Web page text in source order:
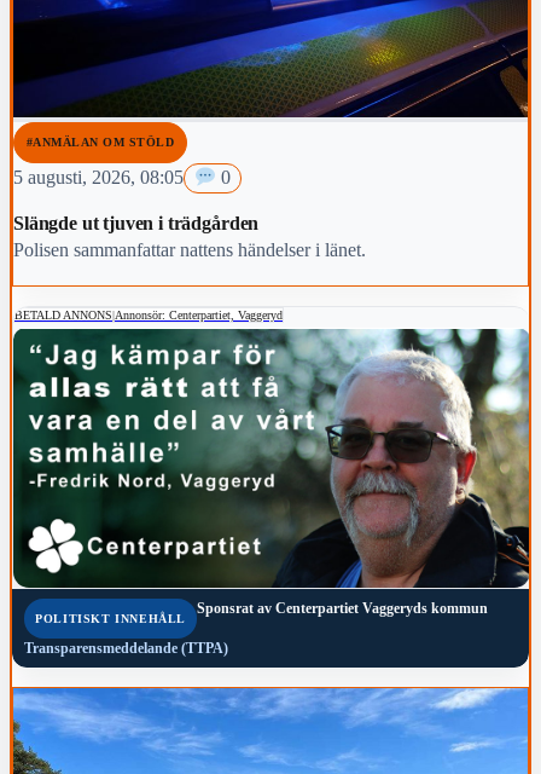
#ANMÄLAN OM STÖLD
5 augusti, 2026, 08:05 0
Slängde ut tjuven i trädgården
Polisen sammanfattar nattens händelser i länet.
BETALD ANNONS|Annonsör: Centerpartiet, Vaggeryd
POLITISKT INNEHÅLL
Sponsrat av Centerpartiet Vaggeryds kommun
Transparensmeddelande (TTPA)